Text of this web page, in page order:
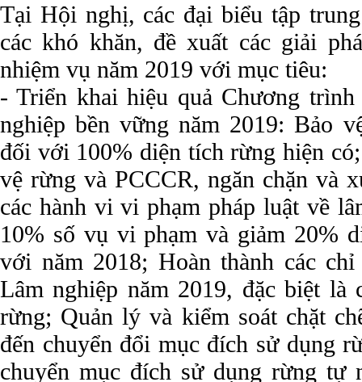
Tại Hội nghị, các đại biểu tập
các khó khăn, đề xuất các giải
nhiệm vụ năm 2019 với mục tiêu:
- Triển khai hiệu quả Chương
nghiệp bền vững năm 2019: Bảo
đối với 100% diện tích rừng hiện
vệ rừng và PCCCR, ngăn chặn và
các hành vi vi phạm pháp luật về
10% số vụ vi phạm và giảm 20%
với năm 2018; Hoàn thành các
Lâm nghiệp năm 2019, đặc biệt là
rừng; Quản lý và kiểm soát chặt
đến chuyển đổi mục đích sử dụng
chuyển mục đích sử dụng rừng tự